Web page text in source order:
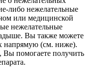
либо нежелательные
или медицинской
нежелательные
Вы также можете
напрямую (см. ниже).
Вы помогаете получить